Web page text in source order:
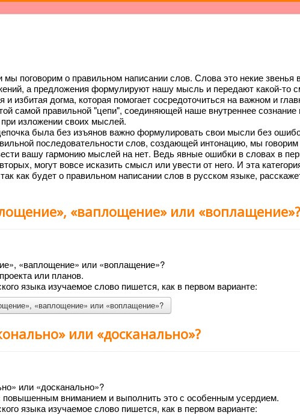
мы поговорим о правильном написании слов. Слова это некие звенья
а предложения формулируют нашу мысль и передают какой-то
и избитая догма, которая помогает сосредоточиться на важном и
самой правильной "цепи", соединяющей наше внутреннее сознание
изложении своих мыслей.
была без изъянов важно формулировать свои мысли без
последовательности слов, создающей интонацию, мы
вашу гармонию мыслей на нет. Ведь явные ошибки в словах в
могут вовсе исказить смысл или увести от него. И эта
как будет о правильном написании слов в русском языке,
«ваплощение» или «воплащение»?
«ваплощение» или «воплащение»?
или планов.
языка изучаемое слово пишется, как в первом варианте:
«ваплощение» или «воплащение»?
или «досканально»?
или «досканально»?
повышенным вниманием и выполнить это с особенным усердием.
языка изучаемое слово пишется, как в первом варианте: